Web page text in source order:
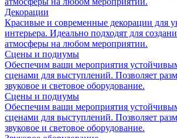
Декорации
Красивые и современные декорации для
интерьера. Идеально подходят для
атмосферы на любом мероприятии.
Сцены и подиумы
Обеспечим ваши мероприятия
сценами для выступлений. Позволяет
звуковое и световое оборудование.
Сцены и подиумы
Обеспечим ваши мероприятия
сценами для выступлений. Позволяет
звуковое и световое оборудование.